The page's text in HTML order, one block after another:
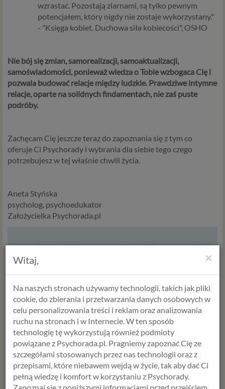
wzrastać. Pozostają ziarnami, są tylko pewnym
potencjałem, który nigdy nie zostaje wykorzystany."
- "Księga kobiet. Duchowa siła kobiecości", OSHO
Nie bój się zmian, samorealizacji, samoaktualizacji,
samoświadomości, ponieważ wiedza o Tobie wzbogaca Cię i
pozwala budować relacje między ludzkie. Prawdziwe intymne
relacje, oparte na solidnych findamentach, nie zaś puste
podróby.
Zachęcam Cię jeszcze teraz do zapoznania się z tym co
oferuje Ci Psychorady i wybrania dla siebie tego czego
potrzebujesz w tej właśnie chwili życia.
Aneta Styńska
psycholog, psychoedukator
Założycielka Psychorada.pl
WYBIERZ USŁUGĘ, SPECJALISTĘ
USŁUGA
×
Witaj,
Na naszych stronach używamy technologii, takich jak pliki
cookie, do zbierania i przetwarzania danych osobowych w
celu personalizowania treści i reklam oraz analizowania
ruchu na stronach i w Internecie. W ten sposób
technologię tę wykorzystują również podmioty
powiązane z Psychorada.pl. Pragniemy zapoznać Cię ze
szczegółami stosowanych przez nas technologii oraz z
przepisami, które niebawem wejdą w życie, tak aby dać Ci
pełną wiedzę i komfort w korzystaniu z Psychorady.